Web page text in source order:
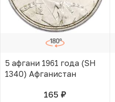
5 афгани 1961 года (SH
1340) Афганистан
165 руб.В КОРЗИНЕ